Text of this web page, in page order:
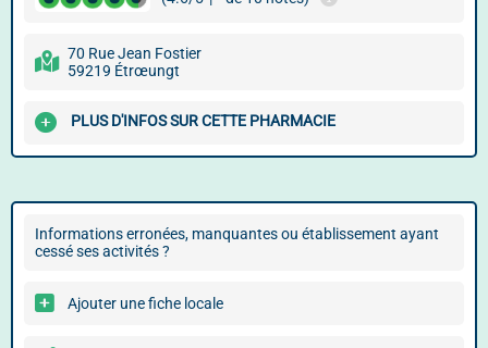
70 Rue Jean Fostier
59219 Étrœungt
PLUS D'INFOS SUR CETTE PHARMACIE
Informations erronées, manquantes ou établissement ayant
cessé ses activités ?
Ajouter une fiche locale